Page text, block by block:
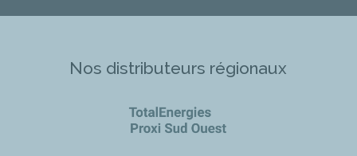
Nos distributeurs régionaux